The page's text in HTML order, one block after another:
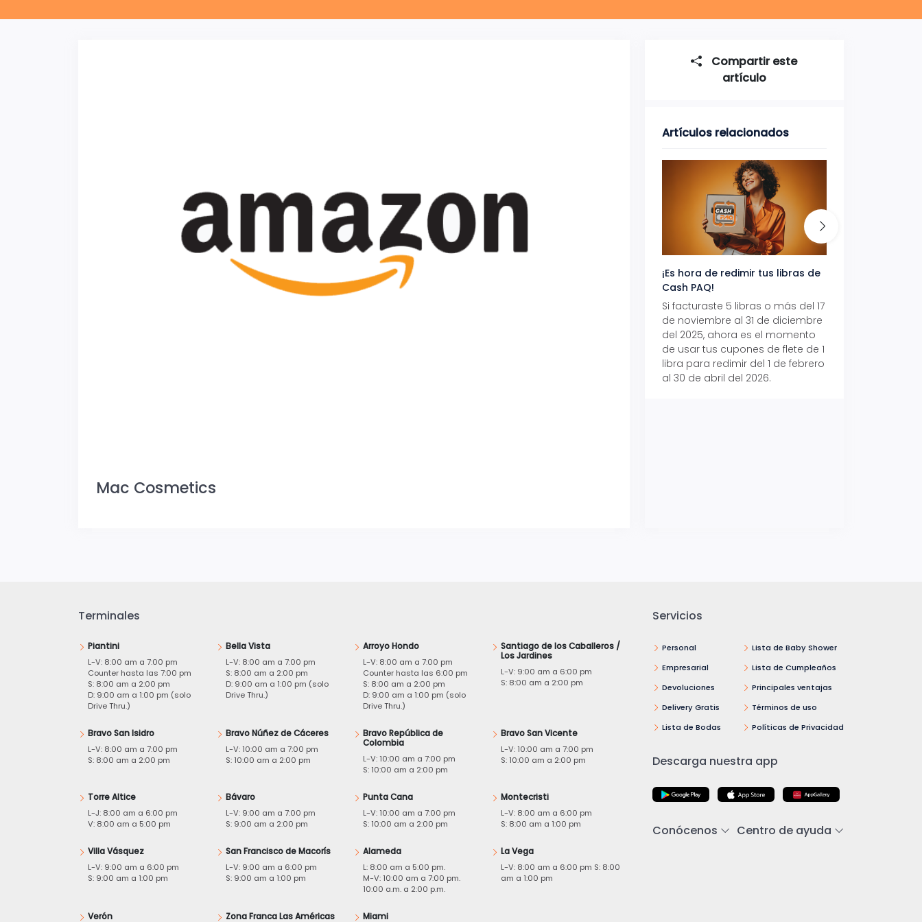
Mac Cosmetics
Compartir este
artículo
Artículos relacionados
¡Es hora de redimir tus libras de
Cash PAQ!
Si facturaste 5 libras o más del 17
de noviembre al 31 de diciembre
del 2025, ahora es el momento
de usar tus cupones de flete de 1
libra para redimir del 1 de febrero
al 30 de abril del 2026.
Terminales
Piantini
L-V: 8:00 am a 7:00 pm
Counter hasta las 7:00 pm
S: 8:00 am a 2:00 pm
D: 9:00 am a 1:00 pm (solo
Drive Thru.)
Bella Vista
L-V: 8:00 am a 7:00 pm
S: 8:00 am a 2:00 pm
D: 9:00 am a 1:00 pm (solo
Drive Thru.)
Arroyo Hondo
L-V: 8:00 am a 7:00 pm
Counter hasta las 6:00 pm
S: 8:00 am a 2:00 pm
D: 9:00 am a 1:00 pm (solo
Drive Thru.)
Santiago de los Caballeros /
Los Jardines
L-V: 9:00 am a 6:00 pm
S: 8:00 am a 2:00 pm
Bravo San Isidro
L-V: 8:00 am a 7:00 pm
S: 8:00 am a 2:00 pm
Bravo Núñez de Cáceres
L-V: 10:00 am a 7:00 pm
S: 10:00 am a 2:00 pm
Bravo República de
Colombia
L-V: 10:00 am a 7:00 pm
S: 10:00 am a 2:00 pm
Bravo San Vicente
L-V: 10:00 am a 7:00 pm
S: 10:00 am a 2:00 pm
Torre Altice
L-J: 8:00 am a 6:00 pm
V: 8:00 am a 5:00 pm
Bávaro
L-V: 9:00 am a 7:00 pm
S: 9:00 am a 2:00 pm
Punta Cana
L-V: 10:00 am a 7:00 pm
S: 10:00 am a 2:00 pm
Montecristi
L-V: 8:00 am a 6:00 pm
S: 8:00 am a 1:00 pm
Villa Vásquez
L-V: 9:00 am a 6:00 pm
S: 9:00 am a 1:00 pm
San Francisco de Macorís
L-V: 9:00 am a 6:00 pm
S: 9:00 am a 1:00 pm
Alameda
L: 8:00 am a 5:00 pm.
M-V: 10:00 am a 7:00 pm.
10:00 a.m. a 2:00 p.m.
La Vega
L-V: 8:00 am a 6:00 pm S: 8:00
am a 1:00 pm
Verón Zona Franca Las Américas Miami
Servicios
Personal
Empresarial
Devoluciones
Delivery Gratis
Lista de Bodas
Lista de Baby Shower
Lista de Cumpleaños
Principales ventajas
Términos de uso
Políticas de Privacidad
Descarga nuestra app
Conócenos Centro de ayuda